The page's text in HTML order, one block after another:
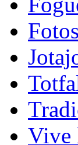
Vive